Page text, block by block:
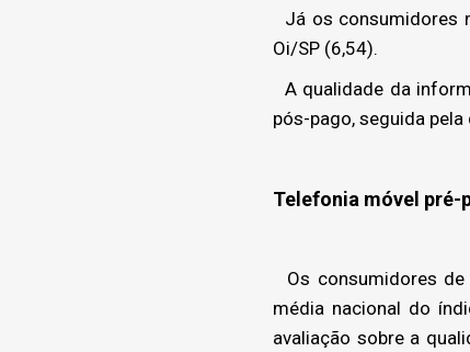
Já os consumidores
Oi/SP (6,54).
A qualidade da
pós-pago, seguida
Telefonia móvel pré-
Os consumidores
média nacional do
avaliação sobre a